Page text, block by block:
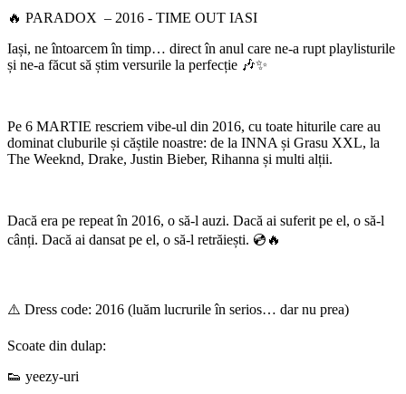
🔥 PARADOX – 2016 - TIME OUT IASI
Iași, ne întoarcem în timp… direct în anul care ne-a rupt playlisturile
și ne-a făcut să știm versurile la perfecție 🎶✨
Pe 6 MARTIE rescriem vibe-ul din 2016, cu toate hiturile care au
dominat cluburile și căștile noastre: de la INNA și Grasu XXL, la
The Weeknd, Drake, Justin Bieber, Rihanna și multi alții.
Dacă era pe repeat în 2016, o să-l auzi. Dacă ai suferit pe el, o să-l
cânți. Dacă ai dansat pe el, o să-l retrăiești. 💿🔥
⚠️ Dress code: 2016 (luăm lucrurile în serios… dar nu prea)
Scoate din dulap:
👟 yeezy-uri